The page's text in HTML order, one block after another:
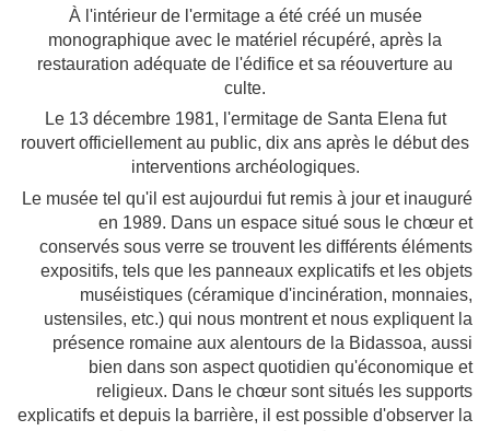
À l'intérieur de l'ermitage a été créé un musée
monographique avec le matériel récupéré, après la
restauration adéquate de l'édifice et sa réouverture au
culte.
Le 13 décembre 1981, l'ermitage de Santa Elena fut
rouvert officiellement au public, dix ans après le début des
interventions archéologiques.
Le musée tel qu'il est aujourdui fut remis à jour et inauguré
en 1989. Dans un espace situé sous le chœur et
conservés sous verre se trouvent les différents éléments
expositifs, tels que les panneaux explicatifs et les objets
muséistiques (céramique d'incinération, monnaies,
ustensiles, etc.) qui nous montrent et nous expliquent la
présence romaine aux alentours de la Bidassoa, aussi
bien dans son aspect quotidien qu'économique et
religieux. Dans le chœur sont situés les supports
explicatifs et depuis la barrière, il est possible d'observer la